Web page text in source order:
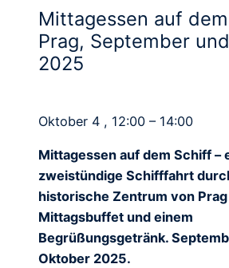
Mittagessen auf
Prag, September
2025
Oktober 4 , 12:00 – 14:00
Mittagessen auf dem Schiff –
zweistündige Schifffahrt
historische Zentrum von
Mittagsbuffet und einem
Begrüßungsgetränk.
Oktober 2025.